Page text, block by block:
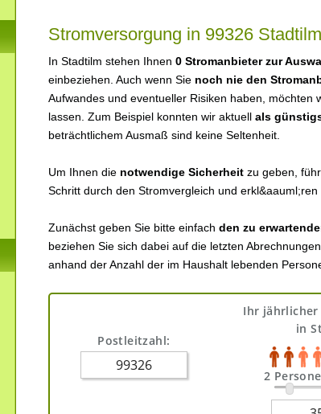
Stromversorgung in 99326 Stadtilm
In Stadtilm stehen Ihnen 0 Stromanbieter zur
einbeziehen. Auch wenn Sie noch nie den
Aufwandes und eventueller Risiken haben, möchten
lassen. Zum Beispiel konnten wir aktuell als
beträchtlichem Ausmaß sind keine Seltenheit.
Um Ihnen die notwendige Sicherheit zu geben,
Schritt durch den Stromvergleich und erkl&aauml;ren
Zunächst geben Sie bitte einfach den zu
beziehen Sie sich dabei auf die letzten
anhand der Anzahl der im Haushalt lebenden
Postleitzahl:
Ihr jährlicher
in
2